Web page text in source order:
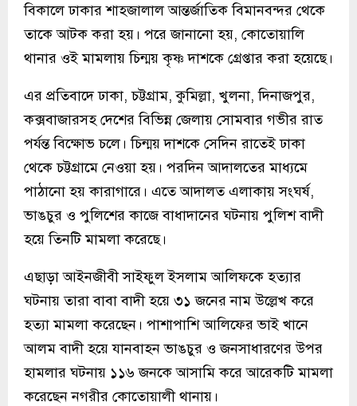
বিকালে ঢাকার শাহজালাল আন্তর্জাতিক বিমানবন্দর থেকে
তাকে আটক করা হয়। পরে জানানো হয়, কোতোয়ালি
থানার ওই মামলায় চিন্ময় কৃষ্ণ দাশকে গ্রেপ্তার করা হয়েছে।
এর প্রতিবাদে ঢাকা, চট্টগ্রাম, কুমিল্লা, খুলনা, দিনাজপুর,
কক্সবাজারসহ দেশের বিভিন্ন জেলায় সোমবার গভীর রাত
পর্যন্ত বিক্ষোভ চলে। চিন্ময় দাশকে সেদিন রাতেই ঢাকা
থেকে চট্টগ্রামে নেওয়া হয়। পরদিন আদালতের মাধ্যমে
পাঠানো হয় কারাগারে। এতে আদালত এলাকায় সংঘর্ষ,
ভাঙচুর ও পুলিশের কাজে বাধাদানের ঘটনায় পুলিশ বাদী
হয়ে তিনটি মামলা করেছে।
এছাড়া আইনজীবী সাইফুল ইসলাম আলিফকে হত্যার
ঘটনায় তারা বাবা বাদী হয়ে ৩১ জনের নাম উল্লেখ করে
হত্যা মামলা করেছেন। পাশাপাশি আলিফের ভাই খানে
আলম বাদী হয়ে যানবাহন ভাঙচুর ও জনসাধারণের উপর
হামলার ঘটনায় ১১৬ জনকে আসামি করে আরেকটি মামলা
করেছেন নগরীর কোতোয়ালী থানায়।